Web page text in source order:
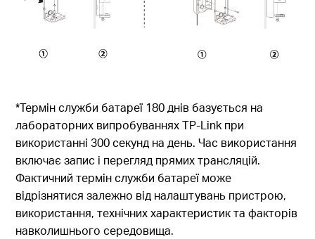
*Термін служби батареї 180 днів базується на
лабораторних випробуваннях TP-Link при
використанні 300 секунд на день. Час використання
включає запис і перегляд прямих трансляцій.
Фактичний термін служби батареї може
відрізнятися залежно від налаштувань пристрою,
використання, технічних характеристик та факторів
навколишнього середовища.